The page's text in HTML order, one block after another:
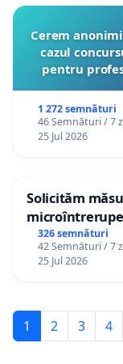
Cerem
cazul
pentru
1 272 semnături
46 Semnături / 7
25 Jul 2026
Solicităm
Sâncraiu de
326 semnături
42 Semnături / 7
25 Jul 2026
1 2 3 4